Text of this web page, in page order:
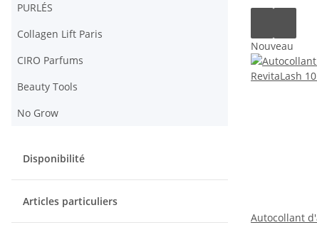
Nouveau
Autocollant
PURLÉS
Collagen Lift Paris
CIRO Parfums
Beauty Tools
No Grow
Disponibilité
Articles particuliers